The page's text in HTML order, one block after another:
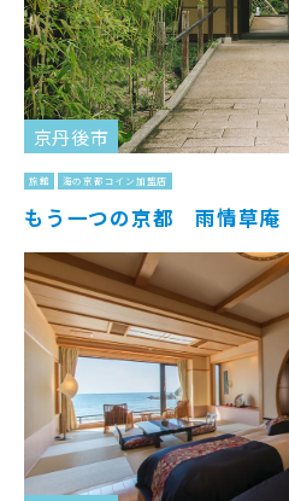
京丹後市
旅館 海の京都コイン加盟店
もう一つの京都 雨情草庵